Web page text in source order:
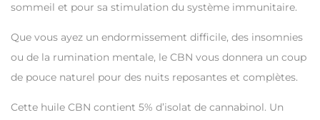
sommeil et pour sa stimulation du système immunitaire.
Que vous ayez un endormissement difficile, des insomnies
ou de la rumination mentale, le CBN vous donnera un coup
de pouce naturel pour des nuits reposantes et complètes.
Cette huile CBN contient 5% d’isolat de cannabinol. Un